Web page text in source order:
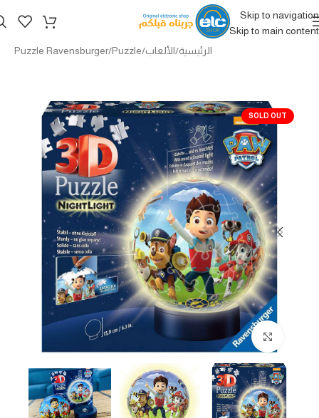
Skip to navigation
Skip to main content
الرئيسية/الألعاب/
Puzzle
/
Puzzle Ravensburger
SOLD OUT
Click to enlarge